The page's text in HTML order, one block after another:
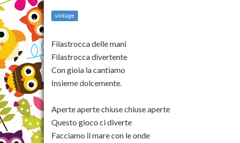
vintage
Filastrocca delle mani
Filastrocca divertente
Con gioia la cantiamo
Insieme dolcemente.
Aperte aperte chiuse chiuse aperte
Questo gioco ci diverte
Facciamo il mare con le onde